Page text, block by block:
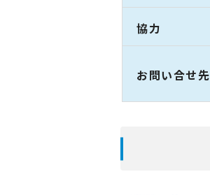
協力
お問い合せ先